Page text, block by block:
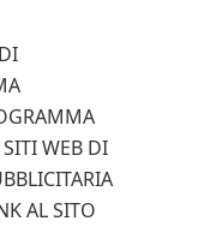
WEB DI
AL SITO